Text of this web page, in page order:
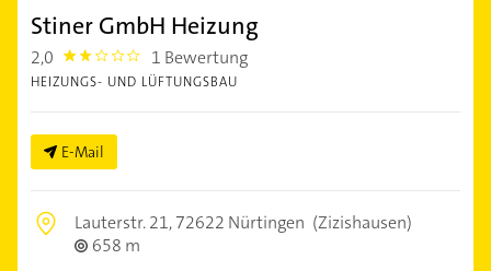
Stiner GmbH Heizung
2,0 2.0 1 Bewertung
HEIZUNGS- UND LÜFTUNGSBAU
E-Mail
Lauterstr. 21,72622 Nürtingen (Zizishausen)
658 m